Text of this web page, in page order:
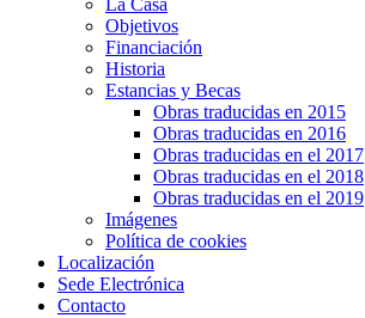
La Casa
Objetivos
Financiación
Historia
Estancias y Becas
Obras traducidas en 2015
Obras traducidas en 2016
Obras traducidas en el 2017
Obras traducidas en el 2018
Obras traducidas en el 2019
Imágenes
Política de cookies
Localización
Sede Electrónica
Contacto